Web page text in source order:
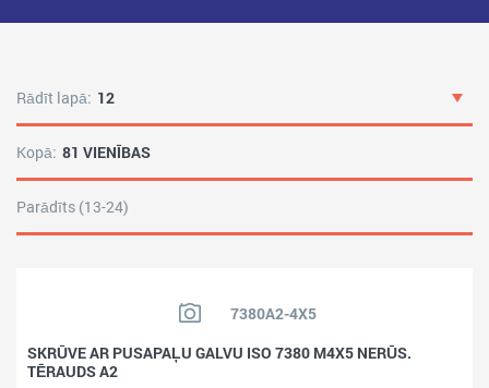
Rādīt lapā: 12
Kopā: 81 VIENĪBAS
Parādīts (13-24)
7380A2-4X5
SKRŪVE AR PUSAPAĻU GALVU ISO 7380 M4X5 NERŪS.
TĒRAUDS A2